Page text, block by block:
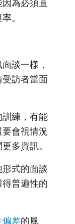
為必須直
。
談一樣，
訪者當面
練，有能
會視情況
多資訊。
式的面談
普遍性的
差的風